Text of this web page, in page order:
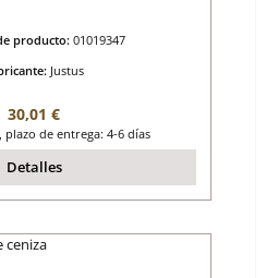
producto: 01019347
Justus
Precio normal:
30,01 €
plazo de entrega: 4-6 días
Detalles